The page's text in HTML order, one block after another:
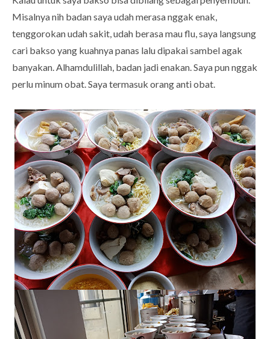
Misalnya nih badan saya udah merasa nggak enak,
tenggorokan udah sakit, udah berasa mau flu, saya langsung
cari bakso yang kuahnya panas lalu dipakai sambel agak
banyakan. Alhamdulillah, badan jadi enakan. Saya pun nggak
perlu minum obat. Saya termasuk orang anti obat.